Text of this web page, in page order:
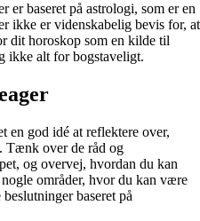
er baseret på astrologi, som er en
ikke er videnskabelig bevis for, at
dit horoskop som en kilde til
ikke alt for bogstaveligt.
en god idé at reflektere over,
Tænk over de råd og
og overvej, hvordan du kan
områder, hvor du kan være
baseret på